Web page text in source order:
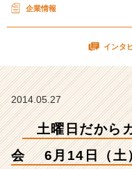
会
社
1
4
日
企業情報
インタ
2014.05.27
土曜日だから
会 6月14日（土